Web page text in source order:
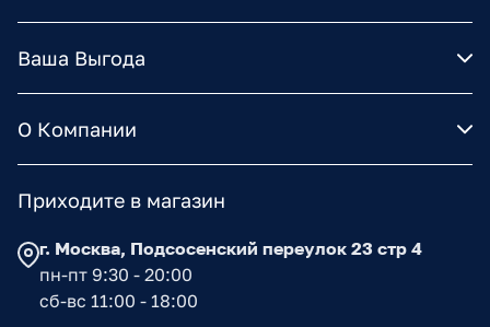
Ваша Выгода
О Компании
Приходите в магазин
г. Москва, Подсосенский переулок 23 стр 4
пн-пт 9:30 - 20:00
сб-вс 11:00 - 18:00